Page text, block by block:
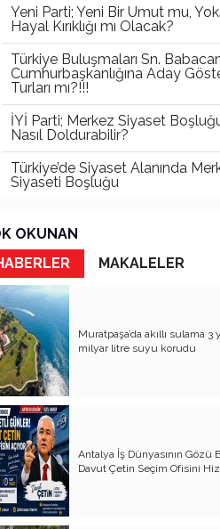
Yeni Parti; Yeni Bir Umut mu,
Hayal Kırıklığı mı Olacak?
Türkiye Buluşmaları Sn.
Cumhurbaşkanlığına Aday
Turları mı?!!!
İYİ Parti; Merkez Siyaset
Nasıl Doldurabilir?
Türkiye’de Siyaset Alanında
Siyaseti Boşluğu
Türkiye'nin Görünmeyen İktidarı:
Bürokratik Oligarşi
Antalya Gerçekten Lider
mu, Yoksa Çıkan Liderler Ulusal
Ölçekte Görünür Olamıyor mu?
Çağın Vebası: Uyuşturucu ve
Kumar
Siyasetle İlgilenmiyorum! (Je ne
intéresse pas a la politique)
Kirli Siyasetçinin Korktuğu Üç
Siyasi Ahlak Yasası, İmar
Denetlenmesi ve Şeffaflık
Liyakatin Olmadığı Yerde
OKUNAN
MAKALELER
Muratpaşa’da akıllı sulama 3
milyar litre suyu korudu
Antalya İş Dünyasının Gözü
Davut Çetin Seçim Ofisini